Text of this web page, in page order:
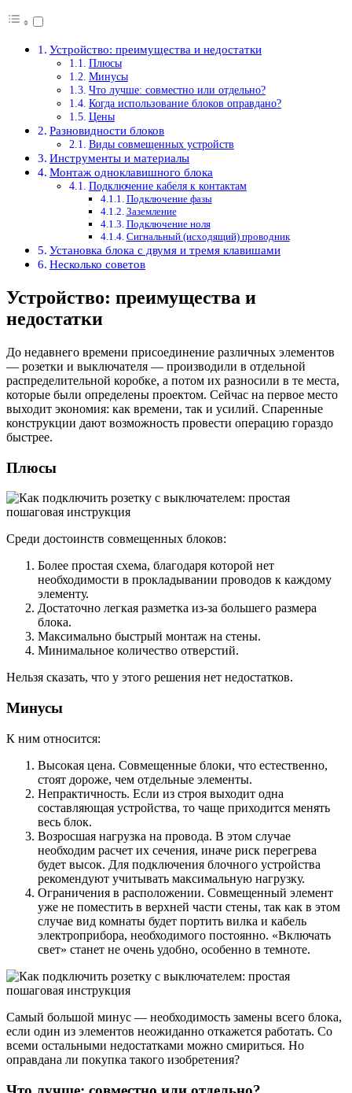
Устройство: преимущества и недостатки
Плюсы
Минусы
Что лучше: совместно или отдельно?
Когда использование блоков оправдано?
Цены
Разновидности блоков
Виды совмещенных устройств
Инструменты и материалы
Монтаж одноклавишного блока
Подключение кабеля к контактам
Подключение фазы
Заземление
Подключение ноля
Сигнальный (исходящий) проводник
Установка блока с двумя и тремя клавишами
Несколько советов
Устройство: преимущества и
недостатки
До недавнего времени присоединение различных элементов
— розетки и выключателя — производили в отдельной
распределительной коробке, а потом их разносили в те места,
которые были определены проектом. Сейчас на первое место
выходит экономия: как времени, так и усилий. Спаренные
конструкции дают возможность провести операцию гораздо
быстрее.
Плюсы
Среди достоинств совмещенных блоков:
Более простая схема, благодаря которой нет
необходимости в прокладывании проводов к каждому
элементу.
Достаточно легкая разметка из-за большего размера
блока.
Максимально быстрый монтаж на стены.
Минимальное количество отверстий.
Нельзя сказать, что у этого решения нет недостатков.
Минусы
К ним относится:
Высокая цена. Совмещенные блоки, что естественно,
стоят дороже, чем отдельные элементы.
Непрактичность. Если из строя выходит одна
составляющая устройства, то чаще приходится менять
весь блок.
Возросшая нагрузка на провода. В этом случае
необходим расчет их сечения, иначе риск перегрева
будет высок. Для подключения блочного устройства
рекомендуют учитывать максимальную нагрузку.
Ограничения в расположении. Совмещенный элемент
уже не поместить в верхней части стены, так как в этом
случае вид комнаты будет портить вилка и кабель
электроприбора, необходимого постоянно. «Включать
свет» станет не очень удобно, особенно в темноте.
Самый большой минус — необходимость замены всего блока,
если один из элементов неожиданно откажется работать. Со
всеми остальными недостатками можно смириться. Но
оправдана ли покупка такого изобретения?